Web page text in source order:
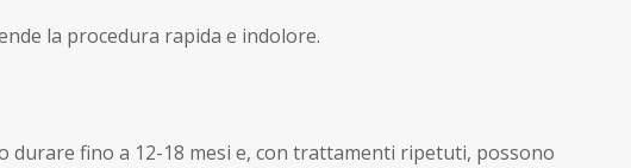
la procedura rapida e indolore.
durare fino a 12-18 mesi e, con trattamenti ripetuti, possono